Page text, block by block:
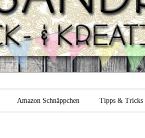
Amazon Schnäppchen Tipps & Tricks